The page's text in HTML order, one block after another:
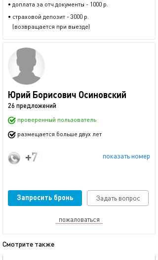
• доплата за отч.документы - 1000 р.
• страховой депозит - 3000 р.
(возвращается при выезде)
Юрий Борисович Осиновский
26 предложений
проверенный пользователь
размещается больше двух лет
показать номер
+7 (966) 240-47-01
Запросить бронь Задать вопрос
пожаловаться
Смотрите также